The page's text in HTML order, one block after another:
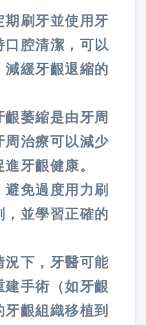
期刷牙並使用牙
腔清潔，可以
減緩牙齦退縮的
萎縮是由牙周
周治療可以減少
牙齦健康。
免過度用力刷
，並學習正確的
況下，牙醫可能
建手術（如牙齦
齦組織移植到